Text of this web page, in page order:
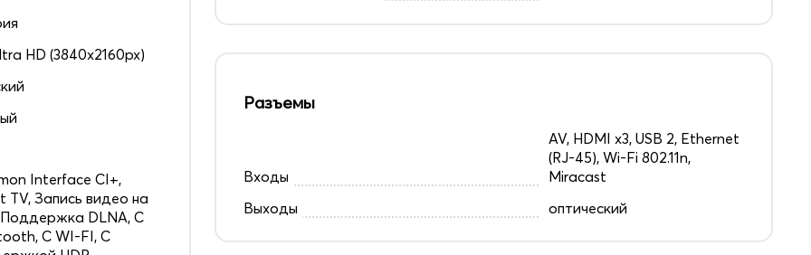
HD (3840x2160px)
Interface CI+,
TV, Запись видео на
Поддержка DLNA, С
С WI-FI, С
Разъемы
Входы
AV, HDMI x3, USB 2, Ethernet
(RJ-45), Wi-Fi 802.11n,
Miracast
Выходы
оптический